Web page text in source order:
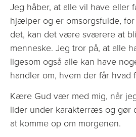
Jeg håber, at alle vil have eller
hjælper og er omsorgsfulde,
det, kan det være sværere at
menneske. Jeg tror på, at alle
ligesom også alle kan have
handler om, hvem der får hvad
Kære Gud vær med mig, når
lider under karakterræs og gør
at komme op om morgenen.